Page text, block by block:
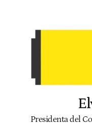
Presidenta del